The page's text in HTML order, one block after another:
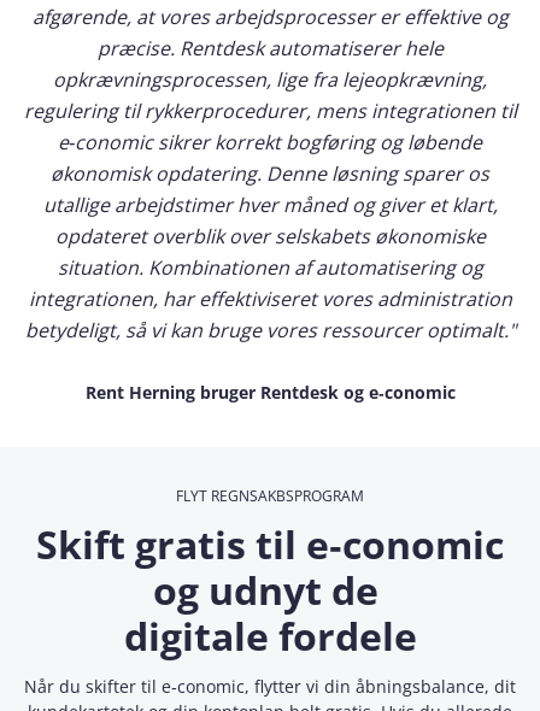
afgørende, at vores arbejdsprocesser er effektive og
præcise. Rentdesk automatiserer hele
opkrævningsprocessen, lige fra lejeopkrævning,
regulering til rykkerprocedurer, mens integrationen til
e‑conomic sikrer korrekt bogføring og løbende
økonomisk opdatering. Denne løsning sparer os
utallige arbejdstimer hver måned og giver et klart,
opdateret overblik over selskabets økonomiske
situation. Kombinationen af automatisering og
integrationen, har effektiviseret vores administration
betydeligt, så vi kan bruge vores ressourcer optimalt."
Rent Herning bruger Rentdesk og e‑conomic
FLYT REGNSAKBSPROGRAM
Skift gratis til e‑conomic
og udnyt de
digitale fordele
Når du skifter til e‑conomic, flytter vi din åbningsbalance, dit